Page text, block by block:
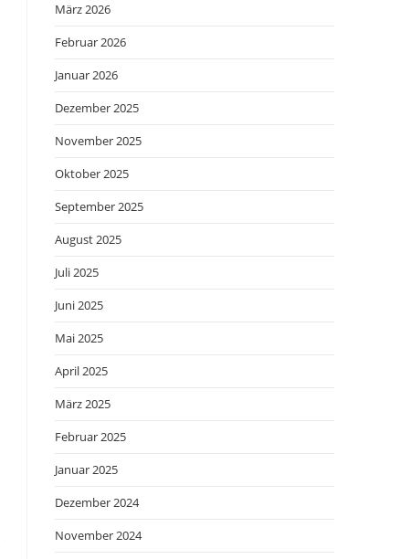
März 2026
Februar 2026
Januar 2026
Dezember 2025
November 2025
Oktober 2025
September 2025
August 2025
Juli 2025
Juni 2025
Mai 2025
April 2025
März 2025
Februar 2025
Januar 2025
Dezember 2024
November 2024